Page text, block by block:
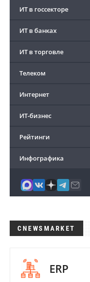
ИТ в госсекторе
ИТ в банках
ИТ в торговле
Телеком
Интернет
ИТ-бизнес
Рейтинги
Инфографика
CNEWSMARKET
ERP